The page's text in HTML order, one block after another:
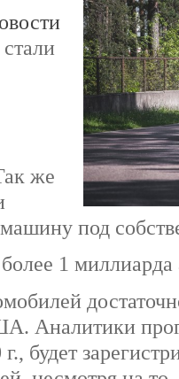
же
под
1 миллиарда
Аналитики
будет